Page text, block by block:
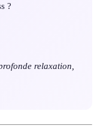
?
relaxation,